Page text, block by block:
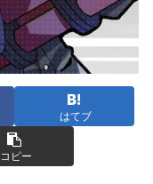
はてブ
コピー